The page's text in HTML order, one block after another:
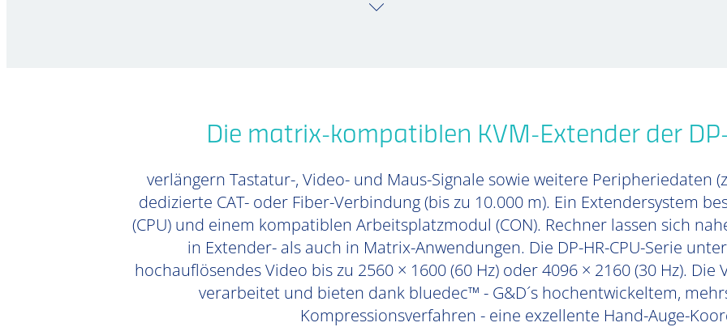
Die matrix-kompatiblen KVM-Extender der
verlängern Tastatur-, Video- und Maus-Signale sowie weitere Peripheriedaten
dedizierte CAT- oder Fiber-Verbindung (bis zu 10.000 m). Ein Extendersystem
(CPU) und einem kompatiblen Arbeitsplatzmodul (CON). Rechner lassen sich
in Extender- als auch in Matrix-Anwendungen. Die DP-HR-CPU-Serie
hochauflösendes Video bis zu 2560 × 1600 (60 Hz) oder 4096 × 2160 (30 Hz).
verarbeitet und bieten dank bluedec™ - G&D´s hochentwickeltem,
Kompressionsverfahren - eine exzellente Hand-Auge-